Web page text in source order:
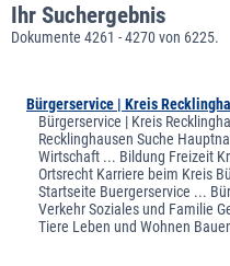
Ihr Suchergebnis
Dokumente 4261 - 4270 von 6225.
Bürgerservice | Kreis
Bürgerservice | Kreis
Recklinghausen Suche
Wirtschaft ... Bildung Freizeit
Ortsrecht Karriere beim Kreis
Startseite Buergerservice ...
Verkehr Soziales und Familie
Tiere Leben und Wohnen